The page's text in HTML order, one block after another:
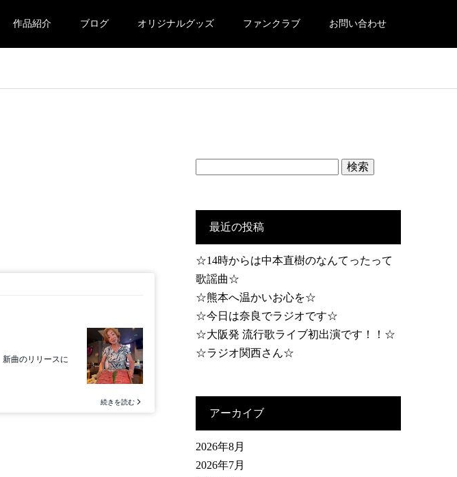
作品紹介 ブログ オリジナルグッズ ファンクラブ お問い合わせ
最近の投稿
☆14時からは中本直樹のなんてったって
歌謡曲☆
☆熊本へ温かいお心を☆
☆今日は奈良でラジオです☆
☆大阪発 流行歌ライブ初出演です！！☆
☆ラジオ関西さん☆
アーカイブ
2026年8月
2026年7月